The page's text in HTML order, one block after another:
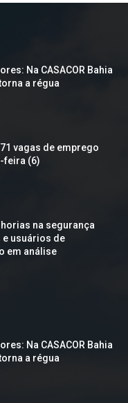
Na CASACOR Bahia
a régua
vagas de emprego
feira (6)
na segurança
usuários de
em análise
Na CASACOR Bahia
a régua